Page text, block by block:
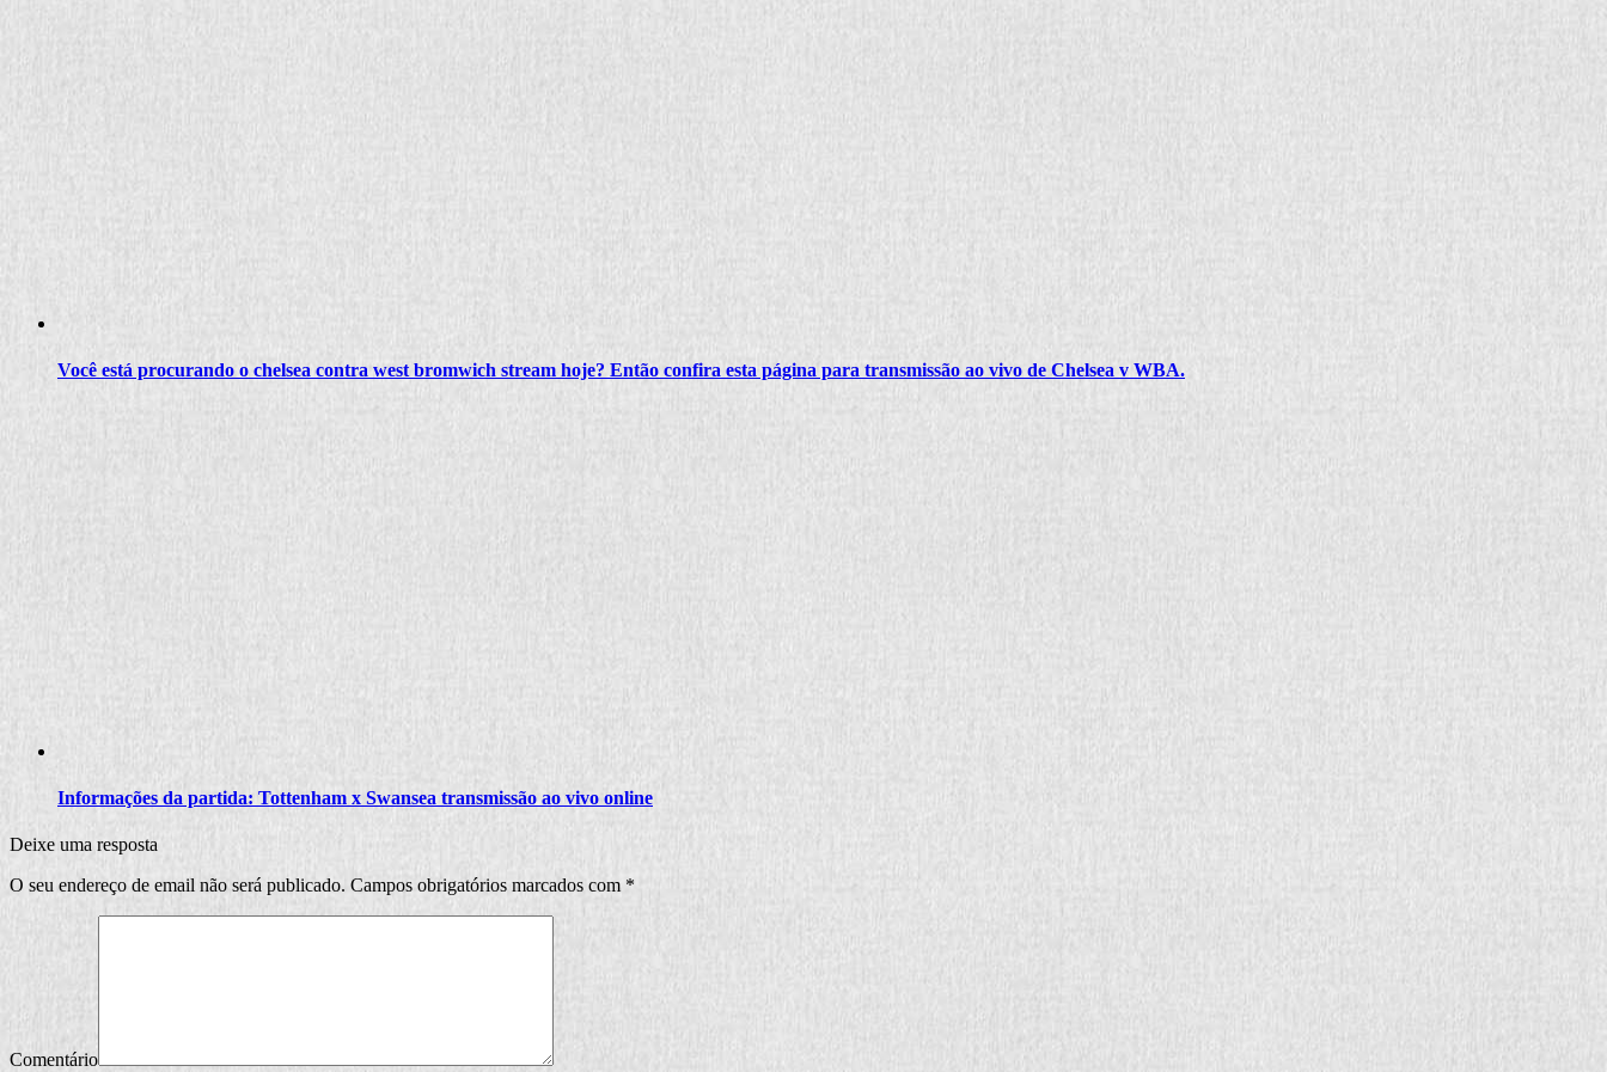
Você está procurando o chelsea contra west bromwich stream hoje? Então confira esta página para transmissão ao vivo de Chelsea v WBA.
Informações da partida: Tottenham x Swansea transmissão ao vivo online
Deixe uma resposta
O seu endereço de email não será publicado. Campos obrigatórios marcados com *
Comentário